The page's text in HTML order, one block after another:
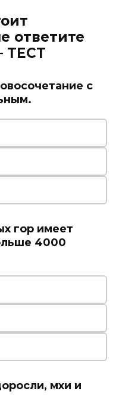
ответите
ТЕСТ
с
гор имеет
4000
мхи и